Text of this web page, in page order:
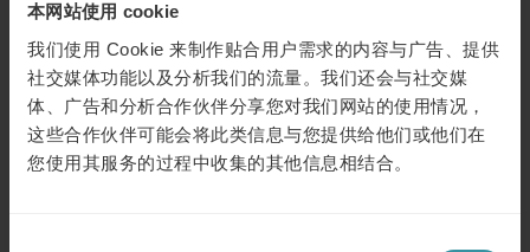
本网站使用 cookie
我们使用 Cookie 来制作贴合用户需求的内容与广告、提供
社交媒体功能以及分析我们的流量。我们还会与社交媒
体、广告和分析合作伙伴分享您对我们网站的使用情况，
这些合作伙伴可能会将此类信息与您提供给他们或他们在
您使用其服务的过程中收集的其他信息相结合。
二月 7
销售变革：2025年五大关键技能引领
成功之路
了解更多
三月 11| 1 分钟阅读